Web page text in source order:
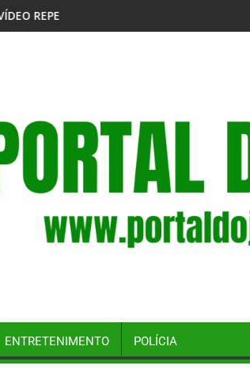
ALMEIDA APUNHALA ROTTA PELAS
ENTRETENIMENTO POLÍCIA